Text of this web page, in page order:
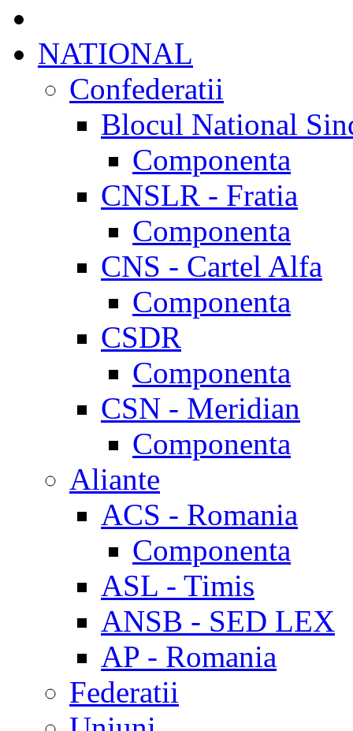
NATIONAL
Confederatii
Blocul National
Componenta
CNSLR - Fratia
Componenta
CNS - Cartel Alfa
Componenta
CSDR
Componenta
CSN - Meridian
Componenta
Aliante
ACS - Romania
Componenta
ASL - Timis
ANSB - SED LEX
AP - Romania
Federatii